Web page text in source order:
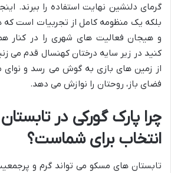
گرمای دلنشین نهایت استفاده را ببرند.
بلکه یک منظومه کامل از تجربیات است
و هیجان فعالیت های شهری را در کنار
کنید در زیر سایه درختان کهنسال قدم می
از زمین های بازی به گوش می رسد و
فضای باز، روحتان را نوازش می دهد.
چرا پارک گورکی در
انتخاب برای شماست؟
تابستان های مسکو می تواند گرم و